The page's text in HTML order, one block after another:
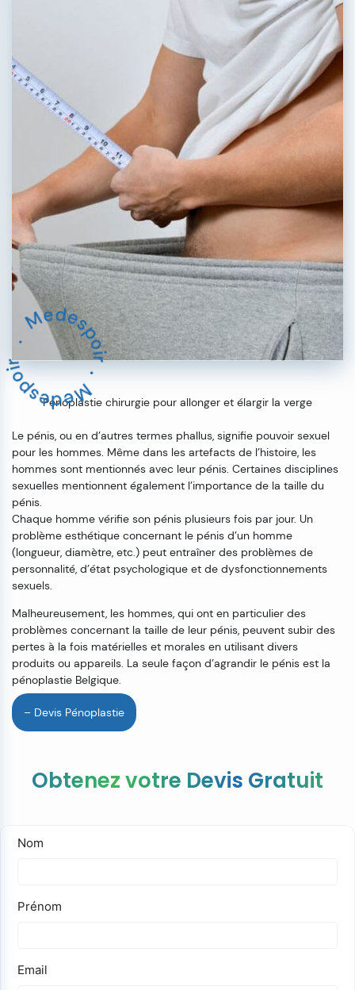
Le pénis, ou en d’autres termes phallus, signifie pouvoir sexuel
pour les hommes. Même dans les artefacts de l’histoire, les
hommes sont mentionnés avec leur pénis. Certaines disciplines
sexuelles mentionnent également l’importance de la taille du
pénis.
Chaque homme vérifie son pénis plusieurs fois par jour. Un
problème esthétique concernant le pénis d’un homme
(longueur, diamètre, etc.) peut entraîner des problèmes de
personnalité, d’état psychologique et de dysfonctionnements
sexuels.
Malheureusement, les hommes, qui ont en particulier des
problèmes concernant la taille de leur pénis, peuvent subir des
pertes à la fois matérielles et morales en utilisant divers
produits ou appareils. La seule façon d’agrandir le pénis est la
pénoplastie Belgique.
– Devis Pénoplastie
Penoplastie chirurgie pour allonger et élargir la verge
Obtenez votre Devis Gratuit